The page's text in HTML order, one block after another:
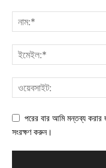
পরের বার আমি মন্তব্য করার
সংরক্ষণ করুন।